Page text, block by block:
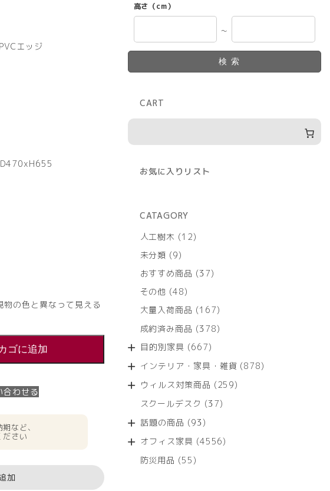
エッジ
の色と異なって見える
ゴに追加
合わせる
など、
ださい
加
高さ（cm）
～
検索
CART
お気に入りリスト
CATAGORY
人工樹木
1212
商
未分類 99
の
商
おすすめ商品 3737
商
その他 4848
の
商
大量入荷商品 167167
の
成約済み商品 378378
商
目的別家具 667667
の
商
インテリア・家具・雑貨 878878
ウィルス対策商品 259259
スクールデスク 3737
商
話題の商品 9393
の
オフィス家具 45564556
防災用品 5555